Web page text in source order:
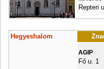
Repteri
Hegyeshalom
AGIP
Fő u. 1